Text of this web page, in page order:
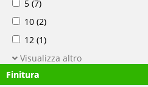
5 (7)
10 (2)
12 (1)
Visualizza altro
Finitura